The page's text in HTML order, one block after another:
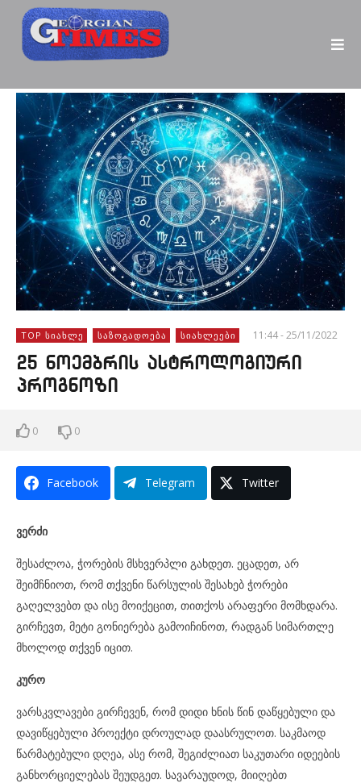
TOP ᲡᲘᲐᲮᲚᲔ ᲡᲐᲖᲝᲒᲐᲓᲝᲔᲑᲐ ᲡᲘᲐᲮᲚᲔᲔᲑᲘ 11:44 - 25/11/2022
25 ნოემბრის ასტროლოგიური
პროგნოზი
0 0
Facebook Telegram Twitter
ვერძი
შესაძლოა, ჭორების მსხვერპლი გახდეთ. ეცადეთ, არ
შეიმჩნიოთ, რომ თქვენი წარსულის შესახებ ჭორები
გაღელვებთ და ისე მოიქეცით, თითქოს არაფერი მომხდარა.
გირჩევთ, მეტი გონიერება გამოიჩინოთ, რადგან სიმართლე
მხოლოდ თქვენ იცით.
კურო
ვარსკვლავები გირჩევენ, რომ დიდი ხნის წინ დაწყებული და
დავიწყებული პროექტი დროულად დაასრულოთ. საკმაოდ
წარმატებული დღეა, ასე რომ, შეგიძლიათ საკუთარი იდეების
განხორციელებას შეუდგეთ. სავარაუდოდ, მიიღებთ